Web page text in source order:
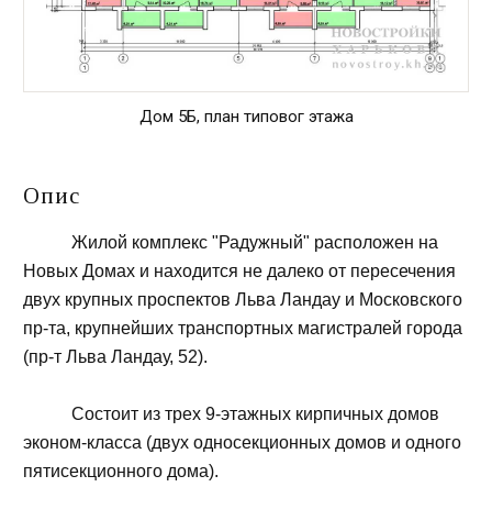
Дом 5Б, план типовог этажа
Опис
Жилой комплекс "Радужный" расположен на
Новых Домах и находится не далеко от пересечения
двух крупных проспектов Льва Ландау и Московского
пр-та, крупнейших транспортных магистралей города
(пр-т Льва Ландау, 52).
Состоит из трех 9-этажных кирпичных домов
эконом-класса (двух односекционных домов и одного
пятисекционного дома).